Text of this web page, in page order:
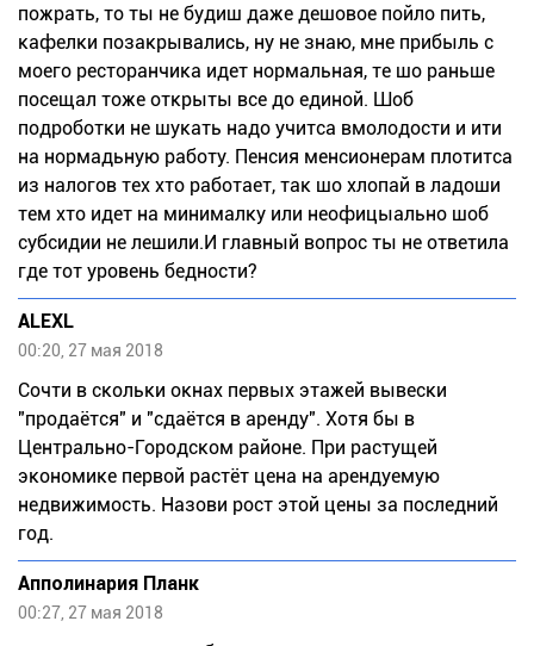
пожрать, то ты не будиш даже дешовое пойло пить,
кафелки позакрывались, ну не знаю, мне прибыль с
моего ресторанчика идет нормальная, те шо раньше
посещал тоже открыты все до единой. Шоб
подроботки не шукать надо учитса вмолодости и ити
на нормадьную работу. Пенсия менсионерам плотитса
из налогов тех хто работает, так шо хлопай в ладоши
тем хто идет на минималку или неофицыально шоб
субсидии не лешили.И главный вопрос ты не ответила
где тот уровень бедности?
ALEXL
00:20, 27 мая 2018
Сочти в скольки окнах первых этажей вывески
"продаётся" и "сдаётся в аренду". Хотя бы в
Центрально-Городском районе. При растущей
экономике первой растёт цена на арендуемую
недвижимость. Назови рост этой цены за последний
год.
Апполинария Планк
00:27, 27 мая 2018